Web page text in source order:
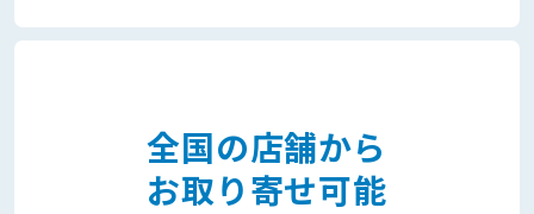
全国の店舗から
お取り寄せ可能